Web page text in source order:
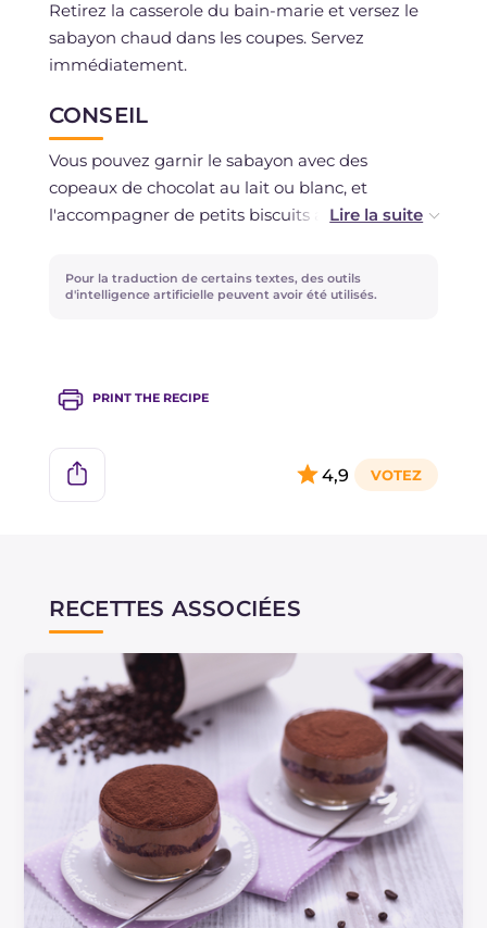
Retirez la casserole du bain-marie et versez le
sabayon chaud dans les coupes. Servez
immédiatement.
CONSEIL
Vous pouvez garnir le sabayon avec des
copeaux de chocolat au lait ou blanc, et
l'accompagner de petits biscuits au chocolat ou
Pour la traduction de certains textes, des outils
d'intelligence artificielle peuvent avoir été utilisés.
PRINT THE RECIPE
4,9
RECETTES ASSOCIÉES